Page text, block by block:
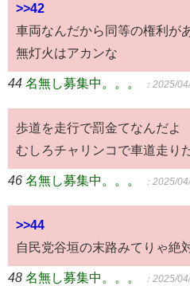
>>42
車両なんだから同等の権利が
無灯火はアカンな
44 名無し募集中。。。 ：2025/
歩道を走行で罰金てなんだよ
むしろチャリンコで車道走り
46 名無し募集中。。。 ：2025/
>>44
自民党谷垣の末路みてりゃ絶
48 名無し募集中。。。 ：2025/